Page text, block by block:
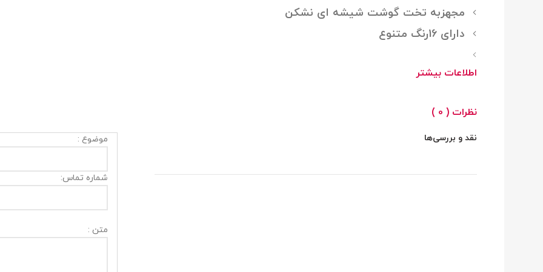
مجهزبه تخت گوشت شیشه ای نشکن
دارای 16رنگ متنوع
اطلاعات بیشتر
نظرات ( 0 )
نقد و بررسی‌ها موضوع :
شماره تماس:
متن :